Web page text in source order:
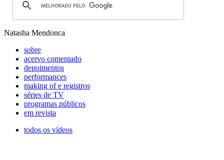
Natasha Mendonca
sobre
acervo comentado
depoimentos
performances
making of e registros
séries de TV
programas públicos
em revista
todos os vídeos